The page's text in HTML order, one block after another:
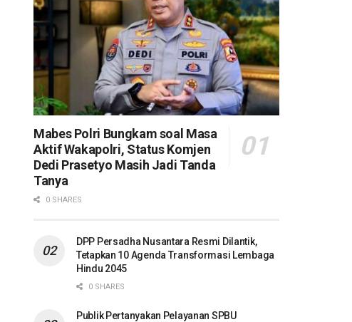
Mabes Polri Bungkam soal Masa
Aktif Wakapolri, Status Komjen
Dedi Prasetyo Masih Jadi Tanda
Tanya
0 SHARES
DPP Persadha Nusantara Resmi Dilantik,
Tetapkan 10 Agenda Transformasi Lembaga
Hindu 2045
0 SHARES
Publik Pertanyakan Pelayanan SPBU